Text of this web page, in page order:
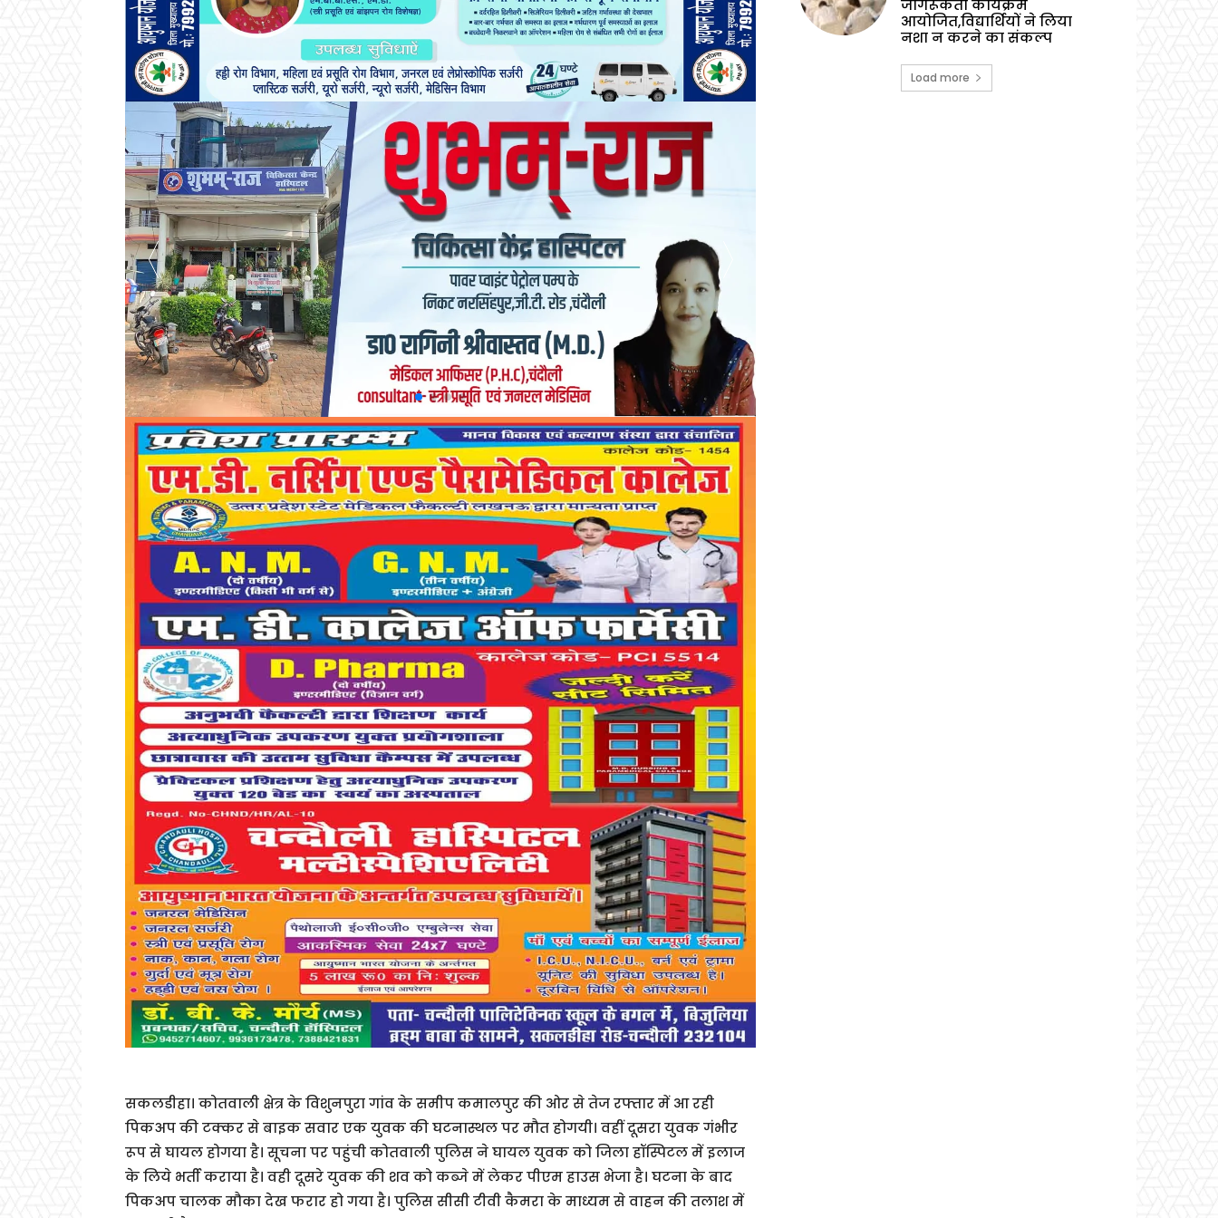
सकलडीहा। कोतवाली क्षेत्र के विशुनपुरा गांव के समीप कमालपुर की ओर से तेज रफ्तार में आ रही
पिकअप की टक्कर से बाइक सवार एक युवक की घटनास्थल पर मौत होगयी। वहीं दूसरा युवक गंभीर
रूप से घायल होगया है। सूचना पर पहुंची कोतवाली पुलिस ने घायल युवक को जिला हॉस्पिटल में इलाज
के लिये भर्ती कराया है। वही दूसरे युवक की शव को कब्जे में लेकर पीएम हाउस भेजा है। घटना के बाद
पिकअप चालक मौका देख फरार हो गया है। पुलिस सीसी टीवी कैमरा के माध्यम से वाहन की तलाश में
जागरूकता कार्यक्रम
आयोजित,विद्यार्थियों ने लिया
नशा न करने का संकल्प
Load more